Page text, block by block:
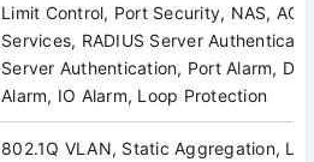
Limit Control, Port Security, NAS,
Services, RADIUS Server
Server Authentication, Port Alarm,
Alarm, IO Alarm, Loop Protection
802.1Q VLAN, Static Aggregation,